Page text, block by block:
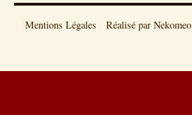
Mentions Légales Réalisé par Nekomeo